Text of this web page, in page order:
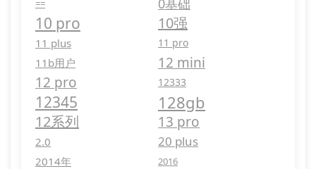
== 0基础
10 pro 10强
11 plus 11 pro
11b用户
12 mini
12 pro
12333
12345 128gb
12系列 13 pro
2.0 20 plus
2014年 2016